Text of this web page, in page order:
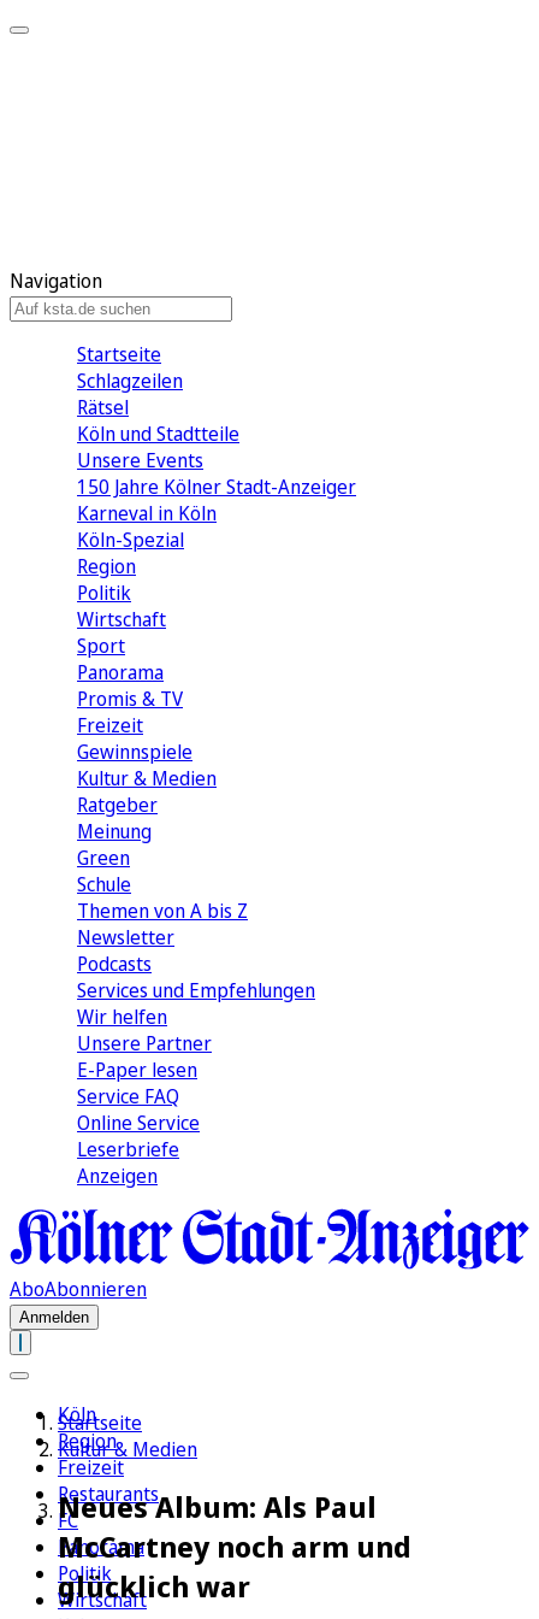
Navigation
Startseite
Schlagzeilen
Rätsel
Köln und Stadtteile
Unsere Events
150 Jahre Kölner Stadt-Anzeiger
Karneval in Köln
Köln-Spezial
Region
Politik
Wirtschaft
Sport
Panorama
Promis & TV
Freizeit
Gewinnspiele
Kultur & Medien
Ratgeber
Meinung
Green
Schule
Themen von A bis Z
Newsletter
Podcasts
Services und Empfehlungen
Wir helfen
Unsere Partner
E-Paper lesen
Service FAQ
Online Service
Leserbriefe
Anzeigen
AboAbonnieren
Anmelden
Köln
Region
Freizeit
Restaurants
FC
Panorama
Politik
Wirtschaft
Startseite
Kultur & Medien
Neues Album: Als Paul
McCartney noch arm und
glücklich war